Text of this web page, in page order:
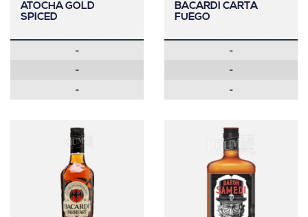
ATOCHA GOLD
SPICED
-
-
-
BACARDI CARTA
FUEGO
-
-
-